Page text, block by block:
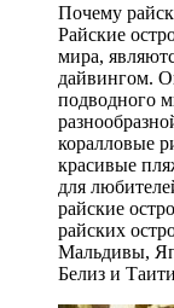
Почему
Райские
мира,
дайвингом.
подводного
коралловые
красивые
для
райские
райских
Мальдивы,
Белиз и